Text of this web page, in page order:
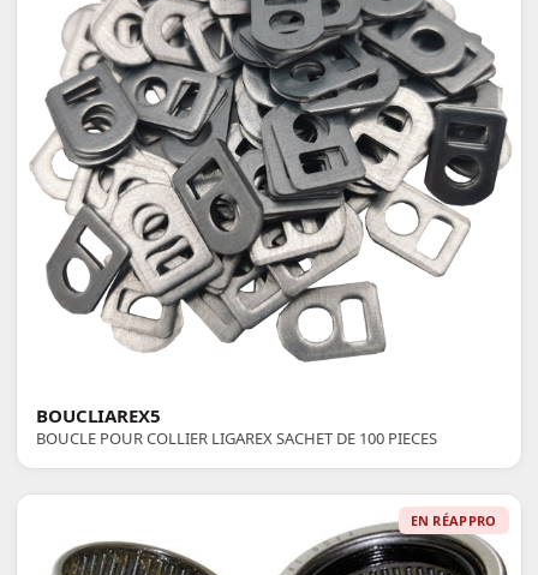
BOUCLIAREX5
BOUCLE POUR COLLIER LIGAREX SACHET DE 100 PIECES
EN RÉAPPRO